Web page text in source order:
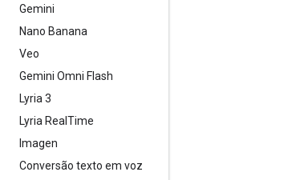
Gemini
Nano Banana
Veo
Gemini Omni Flash
Lyria 3
Lyria Real Time
Imagen
Conversão texto em voz